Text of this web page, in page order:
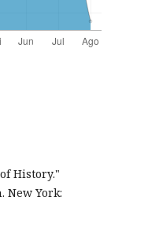
History."
New York: